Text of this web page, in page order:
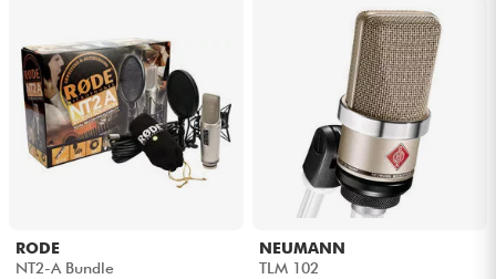
RODE
NT2-A Bundle
NEUMANN
TLM 102